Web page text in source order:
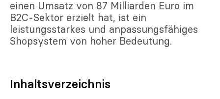
einen Umsatz von 87 Milliarden Euro im
B2C-Sektor erzielt hat, ist ein
leistungsstarkes und anpassungsfähiges
Shopsystem von hoher Bedeutung.
Inhaltsverzeichnis